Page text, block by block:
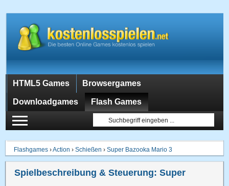
HTML5 Games Browsergames
Downloadgames Flash Games
Flashgames ›Action ›Schießen ›Super Bazooka Mario 3
Spielbeschreibung & Steuerung:Super